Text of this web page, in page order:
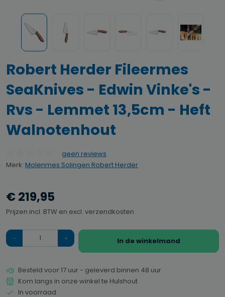
Robert Herder Fileermes
SeaKnives - Edwin Vinke's -
Rvs - Lemmet 13,5cm - Heft
Walnotenhout
Gemiddelde waardering van 0 van 5 sterren
geen reviews
Merk: Molenmes Solingen Robert Herder
€ 219,95
Prijzen incl. BTW en excl. verzendkosten
Hoeveelheid
In de winkelmand
Besteld voor 17 uur - geleverd binnen 48 uur
Kom langs in onze winkel te Hulshout
In voorraad